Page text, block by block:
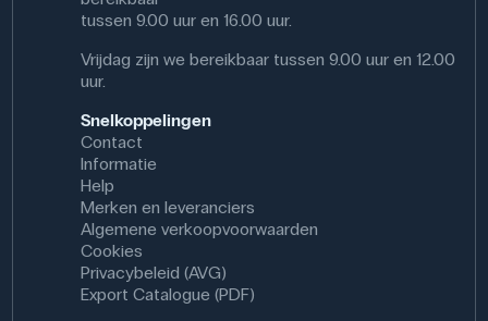
tussen 9.00 uur en 16.00 uur.
Vrijdag zijn we bereikbaar tussen 9.00 uur en 12.00
uur.
Snelkoppelingen
Contact
Informatie
Help
Merken en leveranciers
Algemene verkoopvoorwaarden
Cookies
Privacybeleid (AVG)
Export Catalogue (PDF)